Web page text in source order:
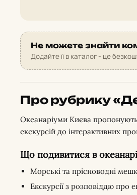
Не можете знайти
Додайте її в каталог - це
Про рубрику
Океанаріуми Києва
екскурсій до інтерактивних
Що подивитися в
Морські та прісноводні
Екскурсії з розповіддю про